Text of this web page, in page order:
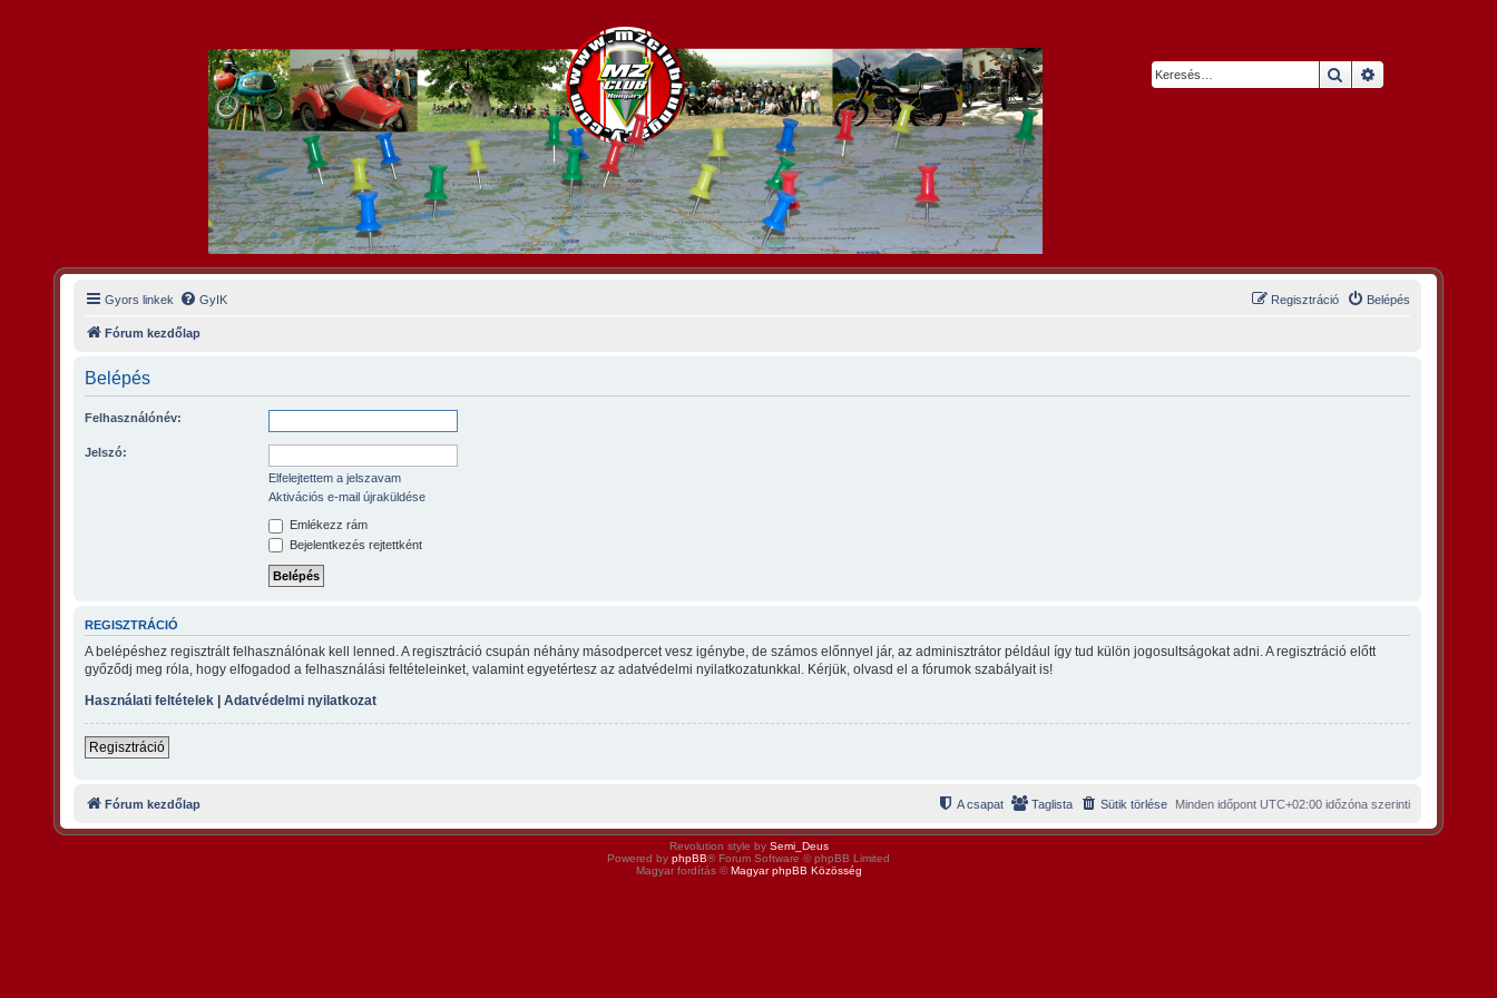
Keresés
Gyors linkek GyIK Belépés
Regisztráció
Fórum kezdőlap
Belépés
Felhasználónév:
Jelszó:
Elfelejtettem a jelszavam
Aktivációs e-mail újraküldése
Emlékezz rám
Bejelentkezés rejtettként
REGISZTRÁCIÓ
A belépéshez regisztrált felhasználónak kell lenned. A regisztráció csupán néhány másodpercet vesz igénybe, de számos előnnyel jár, az adminisztrátor például így tud külön jogosultságokat adni. A regisztráció előtt
győződj meg róla, hogy elfogadod a felhasználási feltételeinket, valamint egyetértesz az adatvédelmi nyilatkozatunkkal. Kérjük, olvasd el a fórumok szabályait is!
Használati feltételek |Adatvédelmi nyilatkozat
Regisztráció
Fórum kezdőlap Minden időpont UTC+02:00időzóna szerinti
Sütik törlése
Taglista
A csapat
Revolution style by Semi_Deus
Powered by phpBB® Forum Software © phpBB Limited
Magyar fordítás ©Magyar phpBB Közösség